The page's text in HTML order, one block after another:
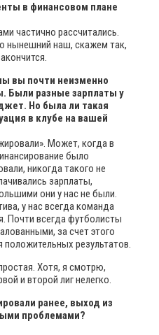
в финансовом плане
частично рассчитались.
нынешний наш, скажем так,
вы почти неизменно
Были разные зарплаты у
Но была ли такая
в клубе на вашей
Может, когда в
было
никогда такого не
зарплаты,
они у нас не были.
у нас всегда команда
Почти всегда футболисты
за счет этого
результатов.
Хотя, я смотрю,
и второй лиг нелегко.
ранее, выход из
проблемами?